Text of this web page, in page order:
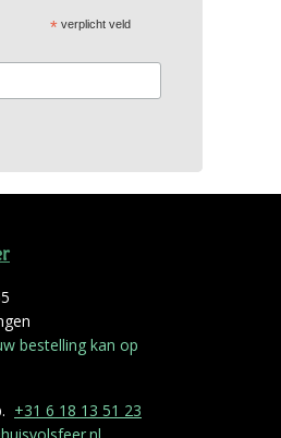
*verplicht veld
bestelling kan op
+31 6 18 13 51 23